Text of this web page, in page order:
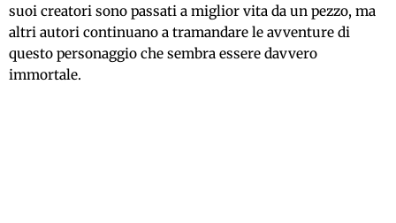
suoi creatori sono passati a miglior vita da un pezzo, ma
altri autori continuano a tramandare le avventure di
questo personaggio che sembra essere davvero
immortale.